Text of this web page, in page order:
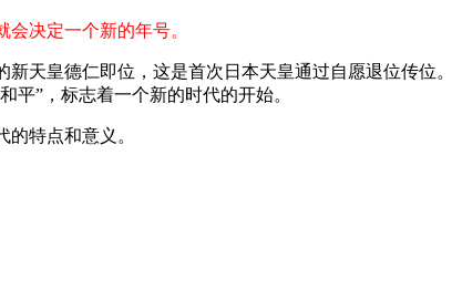
决定一个新的年号。
天皇德仁即位，这是首次日本天皇通过自愿退位传位
平”，标志着一个新的时代的开始。
特点和意义。